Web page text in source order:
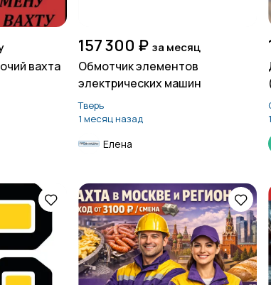
вахта
157 300 ₽ за месяц
Обмотчик элементов
электрических машин
Тверь
1 месяц назад
Елена